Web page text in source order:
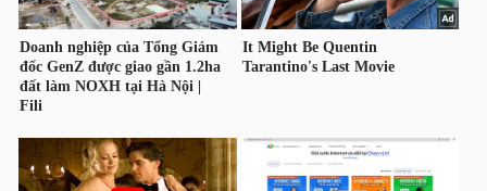
PHÁI
SINH
TRÁI